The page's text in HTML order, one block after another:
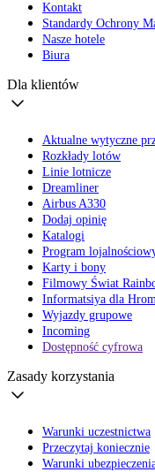
Kontakt
Standardy Ochrony
Nasze hotele
Biura
Dla klientów
Aktualne wytyczne
Rozkłady lotów
Linie lotnicze
Dreamliner
Airbus A330
Dodaj opinię
Katalogi
Program
Karty i bony
Filmowy Świat
Informatsiya dla
Wyjazdy grupowe
Incoming
Dostępność cyfrowa
Zasady korzystania
Warunki uczestnictwa
Przeczytaj koniecznie
Warunki